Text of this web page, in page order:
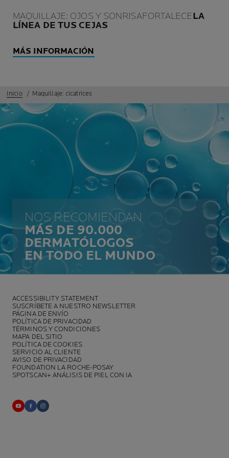
MAQUILLAJE: OJOS Y SONRISAFORTALECELA
LÍNEA DE TUS CEJAS
MÁS INFORMACIÓN
Inicio Maquillaje: cicatrices
NOS RECOMIENDAN
MÁS DE 90.000
DERMATÓLOGOS
EN TODO EL MUNDO
ACCESSIBILITY STATEMENT
SUSCRÍBETE A NUESTRO NEWSLETTER
PÁGINA DE ENVÍO
POLÍTICA DE PRIVACIDAD
TÉRMINOS Y CONDICIONES
MAPA DEL SITIO
POLÍTICA DE COOKIES
SERVICIO AL CLIENTE
AVISO DE PRIVACIDAD
FOUNDATION LA ROCHE-POSAY
SPOTSCAN+ ANÁLISIS DE PIEL CON IA